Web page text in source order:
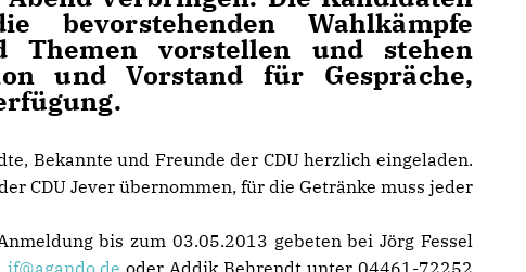
Wahlkämpfe
Themen vorstellen und stehen
und Vorstand für Gespräche,
Bekannte und Freunde der CDU herzlich eingeladen.
CDU Jever übernommen, für die Getränke muss jeder
bis zum 03.05.2013 gebeten bei Jörg Fessel
jf@agando.de oder Addik Behrendt unter 04461-72252